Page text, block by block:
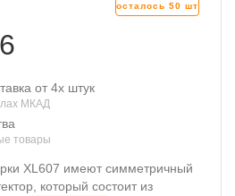
осталось 50 шт
от 4х штук
МКАД
товары
XL607 имеют симметричный
который состоит из